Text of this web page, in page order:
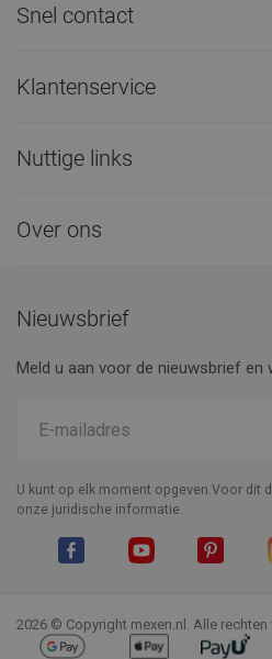
Snel contact
Klantenservice
Nuttige links
Over ons
Nieuwsbrief
Meld u aan voor de nieuwsbrief en
U kunt op elk moment opgeven.Voor dit
onze juridische informatie.
2026 © Copyright mexen.nl. Alle